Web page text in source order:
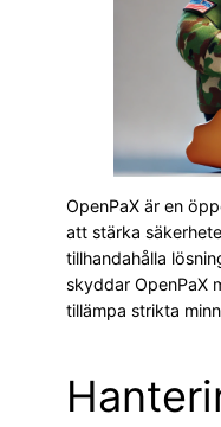
OpenPaX är en
att stärka
tillhandahålla
skyddar OpenPaX
tillämpa strikta